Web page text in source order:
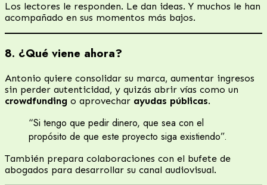
Los lectores le responden. Le dan ideas. Y muchos le han
acompañado en sus momentos más bajos.
8. ¿Qué viene ahora?
Antonio quiere consolidar su marca, aumentar ingresos
sin perder autenticidad, y quizás abrir vías como un
crowdfunding o aprovechar ayudas públicas.
“Si tengo que pedir dinero, que sea con el
propósito de que este proyecto siga existiendo”.
También prepara colaboraciones con el bufete de
abogados para desarrollar su canal audiovisual.